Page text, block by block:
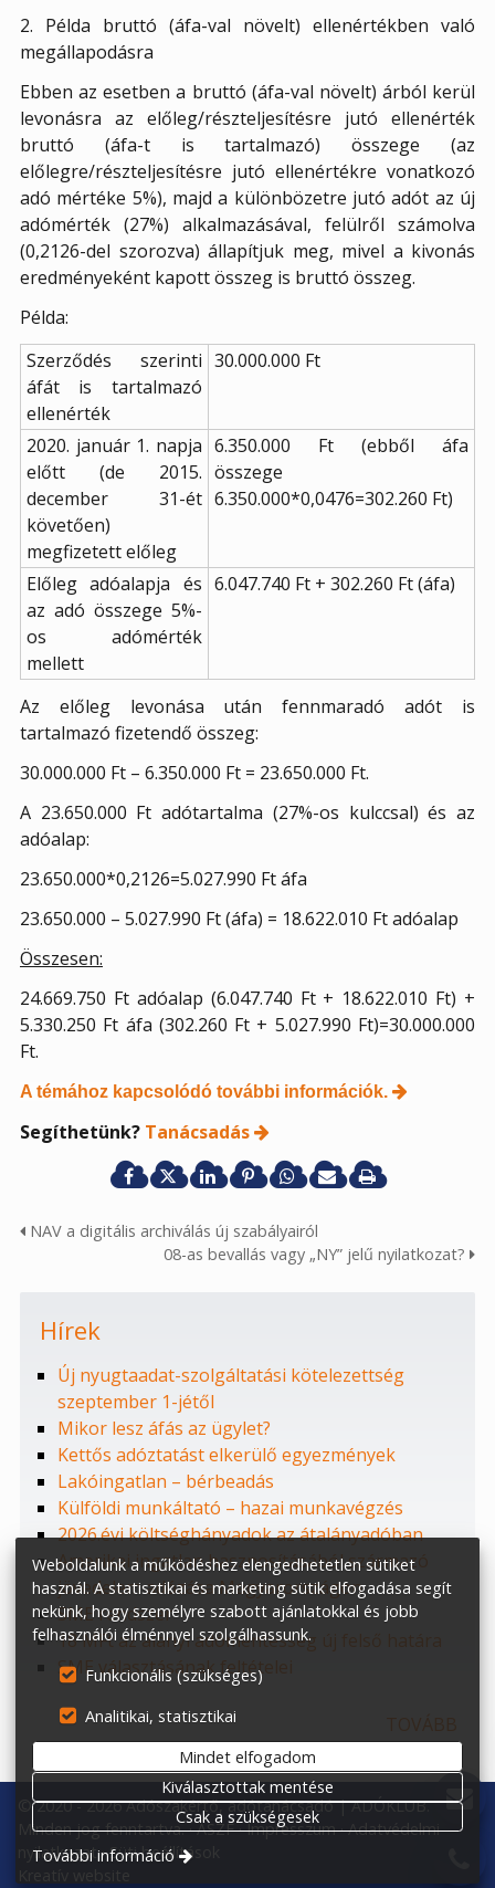
2. Példa bruttó (áfa-val növelt) ellenértékben való
megállapodásra
Ebben az esetben a bruttó (áfa-val növelt) árból kerül
levonásra az előleg/részteljesítésre jutó ellenérték
bruttó (áfa-t is tartalmazó) összege (az
előlegre/részteljesítésre jutó ellenértékre vonatkozó
adó mértéke 5%), majd a különbözetre jutó adót az új
adómérték (27%) alkalmazásával, felülről számolva
(0,2126-del szorozva) állapítjuk meg, mivel a kivonás
eredményeként kapott összeg is bruttó összeg.
Példa:
Szerződés szerinti
áfát is tartalmazó
ellenérték
30.000.000 Ft
2020. január 1. napja
előtt (de 2015.
december 31-ét
követően)
megfizetett előleg
6.350.000 Ft (ebből áfa
összege
6.350.000*0,0476=302.260 Ft)
Előleg adóalapja és
az adó összege 5%-
os adómérték
mellett
6.047.740 Ft + 302.260 Ft (áfa)
Az előleg levonása után fennmaradó adót is
tartalmazó fizetendő összeg:
30.000.000 Ft – 6.350.000 Ft = 23.650.000 Ft.
A 23.650.000 Ft adótartalma (27%-os kulccsal) és az
adóalap:
23.650.000*0,2126=5.027.990 Ft áfa
23.650.000 – 5.027.990 Ft (áfa) = 18.622.010 Ft adóalap
Összesen:
24.669.750 Ft adóalap (6.047.740 Ft + 18.622.010 Ft) +
5.330.250 Ft áfa (302.260 Ft + 5.027.990 Ft)=30.000.000
Ft.
A témához kapcsolódó további információk.
Segíthetünk? Tanácsadás
NAV a digitális archiválás új szabályairól
08-as bevallás vagy „NY” jelű nyilatkozat?
Hírek
Új nyugtaadat-szolgáltatási kötelezettség
szeptember 1-jétől
Mikor lesz áfás az ügylet?
Kettős adóztatást elkerülő egyezmények
Lakóingatlan – bérbeadás
Külföldi munkáltató – hazai munkavégzés
2026.évi költséghányadok az átalányadóban
Amerikai ingatlan hasznosításából származó
jövedelem adózása Magyarországon
SME rendszer
18 MFt az alanyi adómentesség új felső határa
SME választásának feltételei
© 2020 - 2026 Adószakértő, adótanácsadó | ADÓKLUB.
Minden jog fenntartva. ÁSZF Impresszum Adatvédelmi
nyilatkozat Süti beállítások
Weboldalunk a működéshez elengedhetetlen sütiket
használ. A statisztikai és marketing sütik elfogadása segít
nekünk, hogy személyre szabott ajánlatokkal és jobb
felhasználói élménnyel szolgálhassunk.
Funkcionális (szükséges)
Analitikai, statisztikai
Mindet elfogadom
Kiválasztottak mentése
Csak a szükségesek
További információ